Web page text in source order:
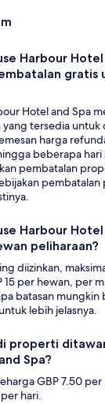
Harbour Hotel
gratis
Hotel and Spa
tersedia untuk
harga
beberapa
pembatalan
Harbour Hotel
peliharaan?
diizinkan,
15 per hewan, per
batasan mungkin
lebih jelasnya.
properti
Spa?
GBP 7.50
hari.